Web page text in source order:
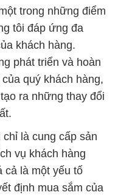
trong những điểm
tôi đáp ứng đa
khách hàng.
phát triển và hoàn
quý khách hàng,
ra những thay đổi
là cung cấp sản
vụ khách hàng
cả là một yếu tố
định mua sắm của